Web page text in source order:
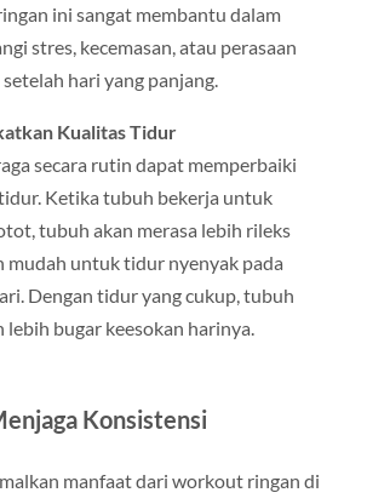
ini sangat membantu dalam
stres, kecemasan, atau perasaan
hari yang panjang.
Kualitas Tidur
secara rutin dapat memperbaiki
Ketika tubuh bekerja untuk
tubuh akan merasa lebih rileks
mudah untuk tidur nyenyak pada
Dengan tidur yang cukup, tubuh
lebih bugar keesokan harinya.
Konsistensi
manfaat dari workout ringan di